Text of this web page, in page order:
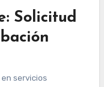
Solicitud
servicios